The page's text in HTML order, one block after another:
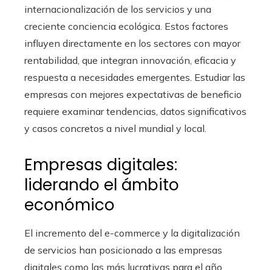
internacionalización de los servicios y una
creciente conciencia ecológica. Estos factores
influyen directamente en los sectores con mayor
rentabilidad, que integran innovación, eficacia y
respuesta a necesidades emergentes. Estudiar las
empresas con mejores expectativas de beneficio
requiere examinar tendencias, datos significativos
y casos concretos a nivel mundial y local.
Empresas digitales:
liderando el ámbito
económico
El incremento del e-commerce y la digitalización
de servicios han posicionado a las empresas
digitales como las más lucrativas para el año